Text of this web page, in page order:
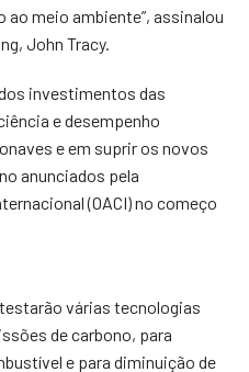
meio ambiente”, assinalou
John Tracy.
investimentos das
e desempenho
e em suprir os novos
anunciados pela
(OACI) no começo
várias tecnologias
de carbono, para
e para diminuição de